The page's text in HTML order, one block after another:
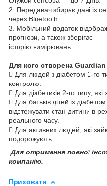
2. Передавач збирає дані із
через Bluetooth.
3. Мобільний додаток
прогнози, а також зберігає
історію вимірювань.
Для кого створена
 Для людей з діабетом 1-го
контролю.
 Для діабетиків 2-го типу,
 Для батьків дітей із
відстежувати стан дитини в
реального часу.
 Для активних людей, які
подорожують.
Для отримання повної
компанію.
Приховати